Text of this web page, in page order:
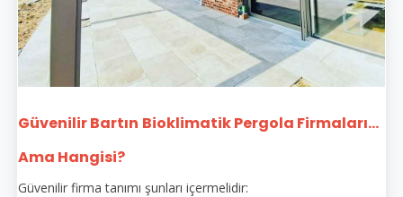
Güvenilir Bartın Bioklimatik Pergola Firmaları...
Ama Hangisi?
Güvenilir firma tanımı şunları içermelidir: